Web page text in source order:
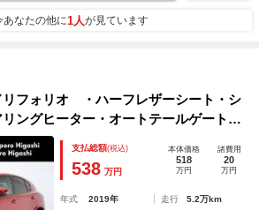
あなたの他に1人が見ています
フォリオ ・ハーフレザーシート・シ
ングヒーター・オートテールゲート・
アカメラ・ｈａｒｍａｎｋ／ｋａｒｄ
定中古車
支払総額(税込)
538 万円
本体価格
518
万円
諸費用
20
万円
年式 2019年 走行
5.2万km